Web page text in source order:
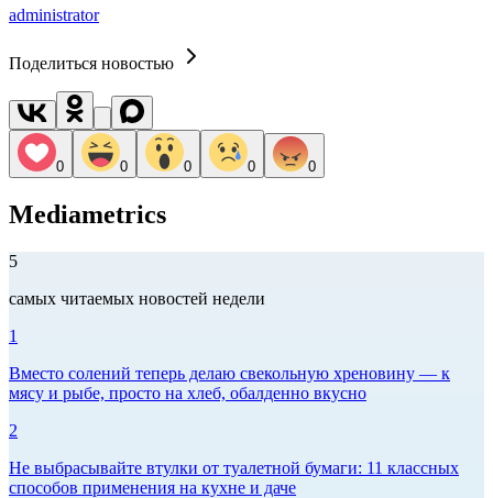
administrator
Поделиться новостью
0 0 0 0 0
Mediametrics
5
самых читаемых новостей недели
1
Вместо солений теперь делаю свекольную хреновину — к
мясу и рыбе, просто на хлеб, обалденно вкусно
2
Не выбрасывайте втулки от туалетной бумаги: 11 классных
способов применения на кухне и даче